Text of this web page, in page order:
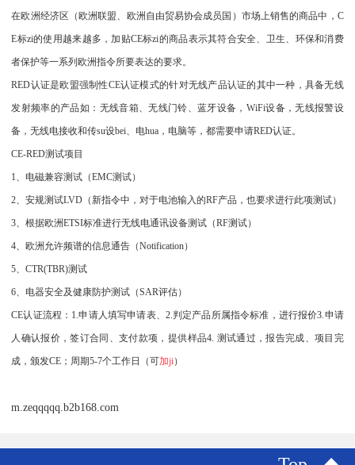
在欧洲经济区（欧洲联盟、欧洲自由贸易协会成员国）市场上销售的商品中，C
E标zi的使用越来越多，加贴CE标zi的商品表示其符合安全、卫生、环保和消费
者保护等一系列欧洲指令所要表达的要求。
RED认证是欧盟强制性CE认证模式的针对无线产品认证的其中一种，具备无线
发射频率的产品如：无线音箱、无线门铃、蓝牙设备，WiFi设备，无线报警设
备，无线电接收和传su设bei、电hua，电脑等，都需要申请RED认证。
CE-RED测试项目
1、电磁兼容测试（EMC测试）
2、安规测试LVD（新指令中，对于电池输入的RF产品，也要求进行此项测试）
3、根据欧洲ETSI标准进行无线电通讯设备测试（RF测试）
4、欧洲允许频谱的信息通告（Notification）
5、CTR(TBR)测试
6、电器安全及健康防护测试（SAR评估）
CE认证流程：1.申请人填写申请表、2.判定产品所属指令标准，进行报价3.申请
人确认报价，签订合同、支付款项，提供样品4. 测试通过，报告完成、项目完
成，颁发CE；周期5-7个工作日（可加ji）
m.zeqqqqq.b2b168.com